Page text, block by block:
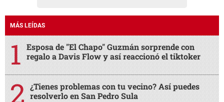
MÁS LEÍDAS
Esposa de "El Chapo" Guzmán sorprende con
regalo a Davis Flow y así reaccionó el tiktoker
¿Tienes problemas con tu vecino? Así puedes
resolverlo en San Pedro Sula